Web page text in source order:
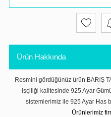
Ürün Hakkında
Resmini gördüğünüz ürün BARIŞ
işçiliği kalitesinde 925 Ayar
sistemlerimiz ile 925 Ayar Has
Ürünlerimiz